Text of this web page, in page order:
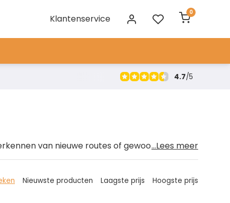
Klantenservice
0
4.7/5
van nieuwe routes of gewoon wilt
onze fietscomputers hebben voor ieder wat
...Lees meer
Nieuwste producten Laagste prijs Hoogste prijs